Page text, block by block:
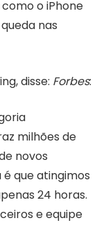
o iPhone
nas
disse: Forbes:
milhões de
novos
que atingimos
24 horas.
e equipe